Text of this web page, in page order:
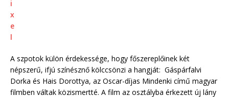
A szpotok külön érdekessége, hogy főszereplőinek két
népszerű, ifjú színésznő kölccsönzi a hangját: Gáspárfalvi
Dorka és Hais Dorottya, az Oscar-díjas Mindenki című magyar
filmben váltak közismertté. A film az osztályba érkezett új lány